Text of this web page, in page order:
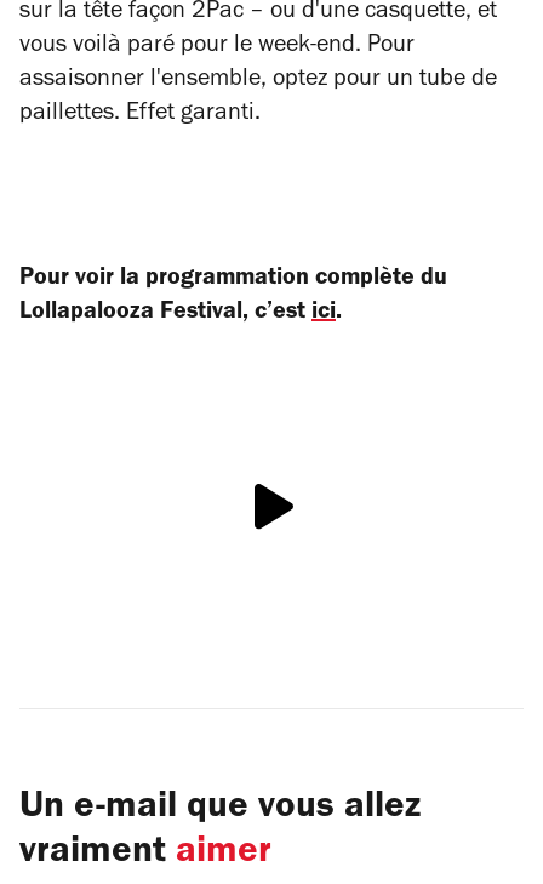
sur la tête façon 2Pac – ou d'une casquette, et
vous voilà paré pour le week-end. Pour
assaisonner l'ensemble, optez pour un tube de
paillettes. Effet garanti.
Pour voir la programmation complète du
Lollapalooza Festival, c’est ici.
Un e-mail que vous allez
vraiment aimer